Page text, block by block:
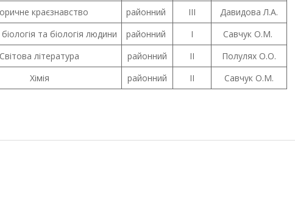
краєзнавство районний ІІІ
Давидова Л.А.
та біологія людини
районний І
Савчук О.М.
Світова література
районний ІІ
Полулях О.О.
Хімія
районний ІІ Савчук О.М.